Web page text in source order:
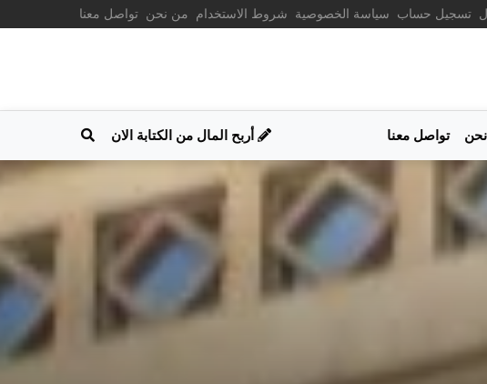
تسجيل حساب سياسة الخصوصية شروط الاستخدام من نحن تواصل معنا
تواصل معنا أربح المال من الكتابة الان